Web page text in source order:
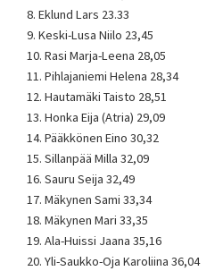
8. Eklund Lars 23.33
9. Keski-Lusa Niilo 23,45
10. Rasi Marja-Leena 28,05
11. Pihlajaniemi Helena 28,34
12. Hautamäki Taisto 28,51
13. Honka Eija (Atria) 29,09
14. Pääkkönen Eino 30,32
15. Sillanpää Milla 32,09
16. Sauru Seija 32,49
17. Mäkynen Sami 33,34
18. Mäkynen Mari 33,35
19. Ala-Huissi Jaana 35,16
20. Yli-Saukko-Oja Karoliina 36,04